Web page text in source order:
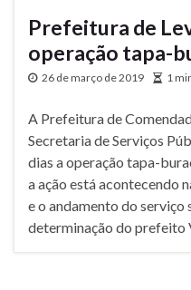
Prefeitura de
operação tapa-
26 de março de 2019 1
A Prefeitura de
Secretaria de Serviços
dias a operação tapa-
a ação está acontecendo
e o andamento do
determinação do prefeito